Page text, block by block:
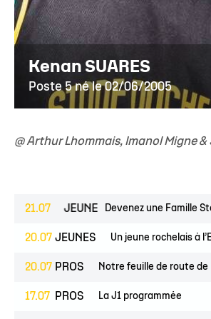
Kenan SUARES
Poste 5 né le 02/06/2005
@ Arthur Lhommais, Imanol Migne
21.07
JEUNES Devenez une Famille
20.07 JEUNES Un jeune rochelais à
20.07 PROS Notre feuille de route de
17.07 PROS La J1 programmée